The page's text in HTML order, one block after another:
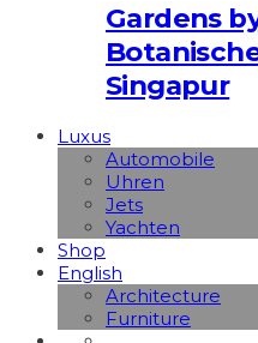
Gardens
Singapur
Luxus
Automobile
Uhren
Jets
Yachten
Shop
English
Architecture
Furniture